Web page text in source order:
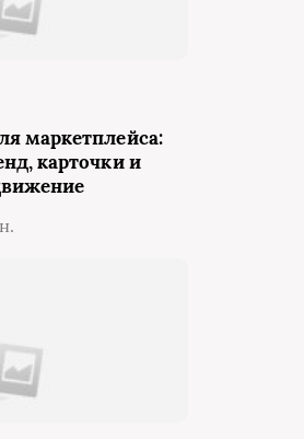
маркетплейса:
карточки и